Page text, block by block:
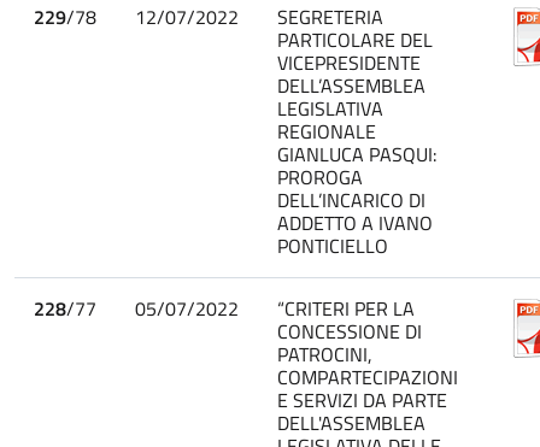
229/78 12/07/2022 SEGRETERIA
PARTICOLARE DEL
VICEPRESIDENTE
DELL’ASSEMBLEA
LEGISLATIVA
REGIONALE
GIANLUCA PASQUI:
PROROGA
DELL’INCARICO DI
ADDETTO A IVANO
PONTICIELLO
228/77 05/07/2022 “CRITERI PER LA
CONCESSIONE DI
PATROCINI,
COMPARTECIPAZIONI
E SERVIZI DA PARTE
DELL'ASSEMBLEA